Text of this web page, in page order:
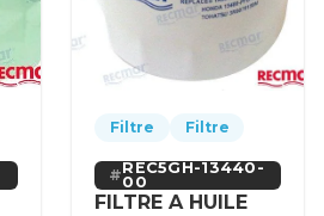
Filtre Filtre
REC5GH-13440-
00
FILTRE A HUILE